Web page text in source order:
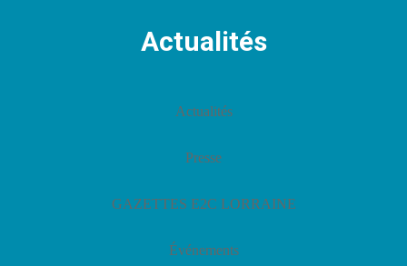
Actualités
Actualités
Presse
GAZETTES E2C LORRAINE
Événements